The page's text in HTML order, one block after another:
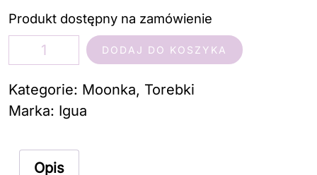
Produkt dostępny na zamówienie
Moonka
Skrawkowiec
panterka
biała
DODAJ DO KOSZYKA
Kategorie: Moonka, Torebki
Marka: Igua
Opis